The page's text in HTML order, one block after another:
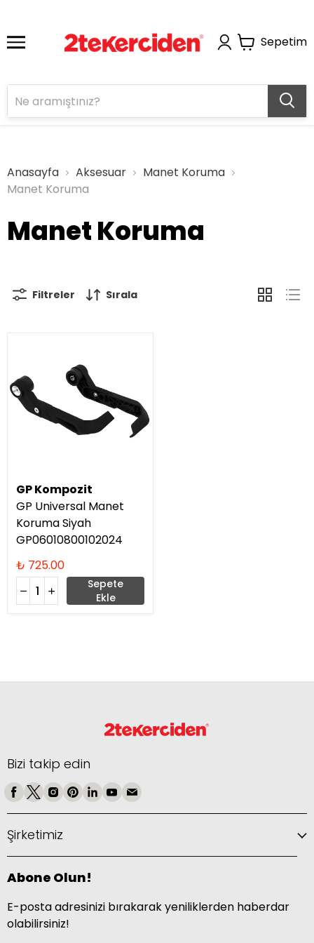
Sepetim
Anasayfa Aksesuar
Manet Koruma
Manet Koruma
Manet Koruma
Filtreler Sırala
GP Kompozit
GP Universal Manet
Koruma Siyah
GP06010800102024
₺ 725.00
Sepete
Ekle
Bizi takip edin
Şirketimiz
Abone Olun!
E-posta adresinizi bırakarak yeniliklerden haberdar
olabilirsiniz!